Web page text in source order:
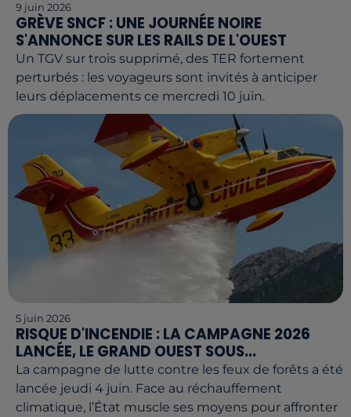
9 juin 2026
GRÈVE SNCF : UNE JOURNÉE NOIRE
S'ANNONCE SUR LES RAILS DE L'OUEST
Un TGV sur trois supprimé, des TER fortement
perturbés : les voyageurs sont invités à anticiper
leurs déplacements ce mercredi 10 juin.
5 juin 2026
RISQUE D'INCENDIE : LA CAMPAGNE 2026
LANCÉE, LE GRAND OUEST SOUS...
La campagne de lutte contre les feux de forêts a été
lancée jeudi 4 juin. Face au réchauffement
climatique, l’État muscle ses moyens pour affronter